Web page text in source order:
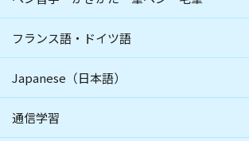
フランス語・ドイツ語
Japanese（日本語）
通信学習